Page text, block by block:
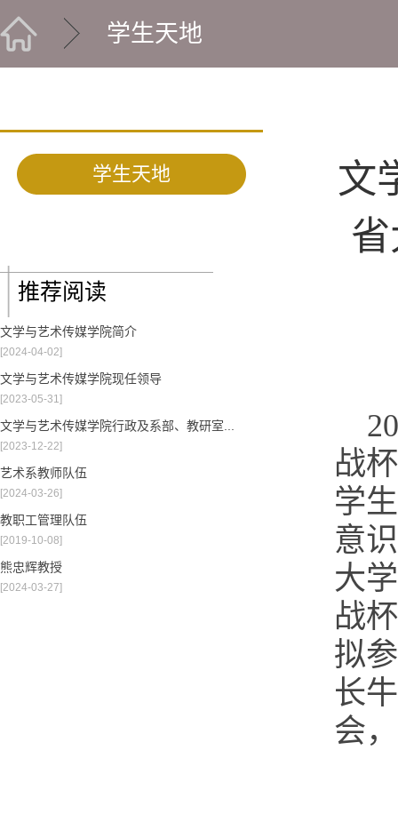
学生天地
学生天地
推荐阅读
文学与艺术传媒学院简介
[2024-04-02]
文学与艺术传媒学院现任领导
[2023-05-31]
文学与艺术传媒学院行政及系部、教研室...
[2023-12-22]
艺术系教师队伍
[2024-03-26]
教职工管理队伍
[2019-10-08]
熊忠辉教授
[2024-03-27]
文
战
学
意
大
战
拟
长
会